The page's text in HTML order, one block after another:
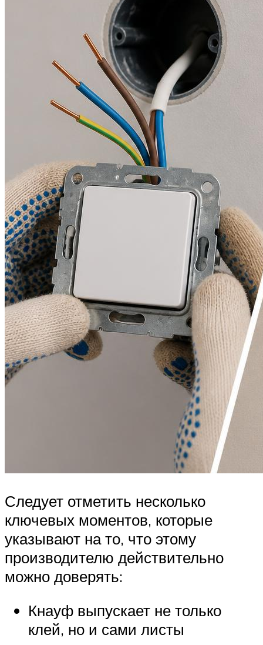
Следует отметить несколько
ключевых моментов, которые
указывают на то, что этому
производителю действительно
можно доверять:
Кнауф выпускает не только
клей, но и сами листы